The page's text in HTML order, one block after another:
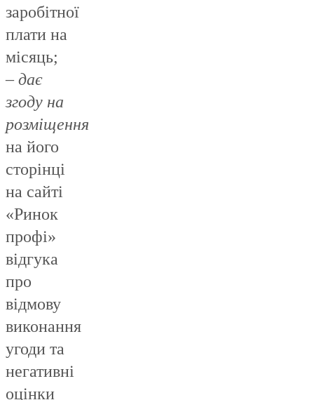
заробітної
плати на
місяць;
–дає
згоду на
розміщення
на його
сторінці
на сайті
«Ринок
профі»
відгука
про
відмову
виконання
угоди та
негативні
оцінки